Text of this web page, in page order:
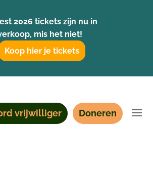
2026 tickets zijn nu in
mis het niet!
Koop hier je tickets
vrijwilliger Doneren